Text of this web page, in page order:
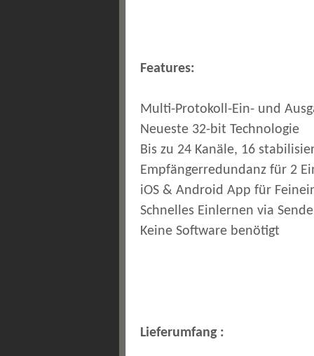
Features:
Multi-Protokoll-Ein- und
Neueste 32-bit Technologie
Bis zu 24 Kanäle, 16
Empfängerredundanz für 2
iOS & Android App für
Schnelles Einlernen via
Keine Software benötigt
Lieferumfang :